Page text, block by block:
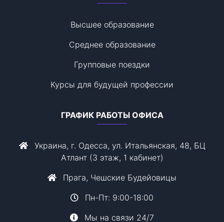
Высшее образование
Среднее образование
Групповые поездки
Курсы для будущей профессии
ГРАФИК РАБОТЫ ОФИСА
Украина, г. Одесса, ул. Итальянская, 48, БЦ
Атлант (3 этаж, 1 кабинет)
Прага, Чешские Будейовицы
Пн-Пт: 9:00-18:00
Мы на связи 24/7